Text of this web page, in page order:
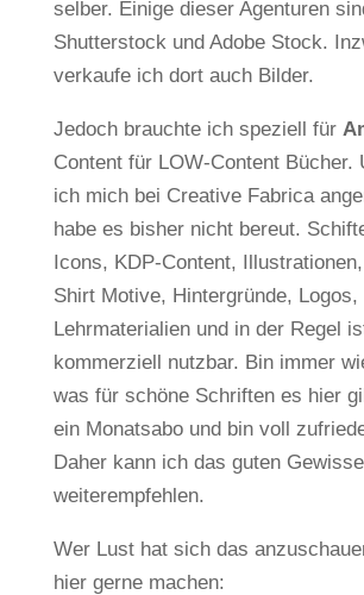
selber. Einige dieser Agenturen
Shutterstock und Adobe Stock.
verkaufe ich dort auch Bilder.
Jedoch brauchte ich speziell für
Content für LOW-Content Bücher.
ich mich bei Creative Fabrica
habe es bisher nicht bereut.
Icons, KDP-Content,
Shirt Motive, Hintergründe, Logos,
Lehrmaterialien und in der Regel
kommerziell nutzbar. Bin immer
was für schöne Schriften es hier
ein Monatsabo und bin voll
Daher kann ich das guten
weiterempfehlen.
Wer Lust hat sich das
hier gerne machen: